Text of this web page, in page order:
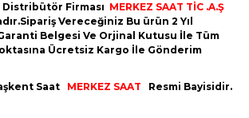
Firması MERKEZ SAAT TİC .A.Ş
Vereceğiniz Bu ürün 2 Yıl
Belgesi Ve Orjinal Kutusu İle Tüm
Ücretsiz Kargo İle Gönderim
Saat MERKEZ SAAT Resmi Bayisidir.